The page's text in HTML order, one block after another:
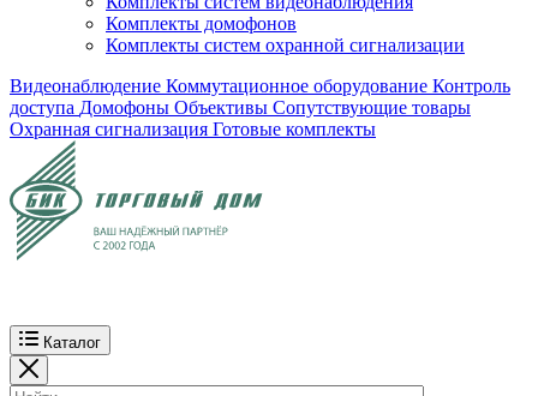
Комплекты домофонов
Комплекты систем охранной сигнализации
Видеонаблюдение Коммутационное оборудование Контроль
доступа Домофоны Объективы Сопутствующие товары
Охранная сигнализация Готовые комплекты
Каталог